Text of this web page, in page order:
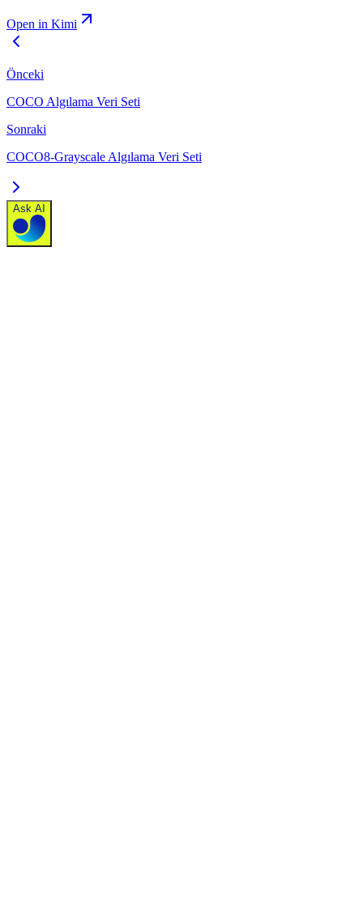
Open in Kimi
Önceki
COCO Algılama Veri Seti
Sonraki
COCO8-Grayscale Algılama Veri Seti
Ask AI